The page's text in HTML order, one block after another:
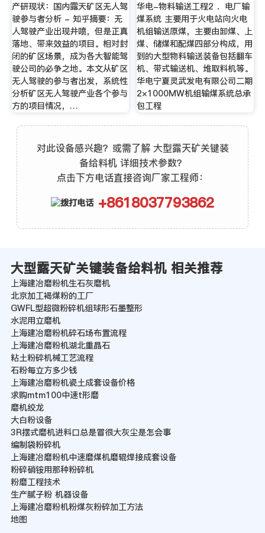
产研现状：国内露天矿区无人驾
驶参与者分析 - 知乎摘要：无
人驾驶产业出现井喷，但是正真
落地、带来效益的项目。相对封
闭的矿区场景，成为各大智能驾
驶公司的必争之地。本文从矿区
无人驾驶的参与者出发，系统性
分析矿区无人驾驶产业各个参与
方的项目情况，…
华电-物料输送工程2 ．电厂输
煤系统 主要用于火电站向火电
机组输送原煤，主要由卸煤、上
煤、储煤和配煤四部分构成，用
到的大型物料输送装备包括翻车
机、带式输送机、堆取料机等。
华电宁夏灵武发电有限公司二期
2×1000MW机组输煤系统总承
包工程
对此设备感兴趣？或需了解 大型露天矿关键装
备给料机 详细技术参数？
点击下方电话直接咨询厂家工程师：
+8618037793862
大型露天矿关键装备给料机 相关推荐
上海建冶磨粉机生石灰磨机
北京加工褐煤粉的工厂
GWFL型超微粉碎机组球形石墨整形
水泥用立磨机
上海建冶磨粉机碎石场布置流程
上海建冶磨粉机湖北重晶石
粘土粉碎机械工艺流程
石粉每立方多少钱
上海建冶磨粉机瓷土成套设备价格
求购mtm100中速t形磨
磨机绞龙
大白粉设备
3R摆式磨机进料口总是冒很大灰尘是怎会事
编制袋粉碎机
上海建冶磨粉机中速磨煤机磨辊焊接成套设备
粉碎硝铵用那种粉碎机
粉磨工程技术
生产腻子粉 机器设备
上海建冶磨粉机粉煤灰粉碎加工方法
地图